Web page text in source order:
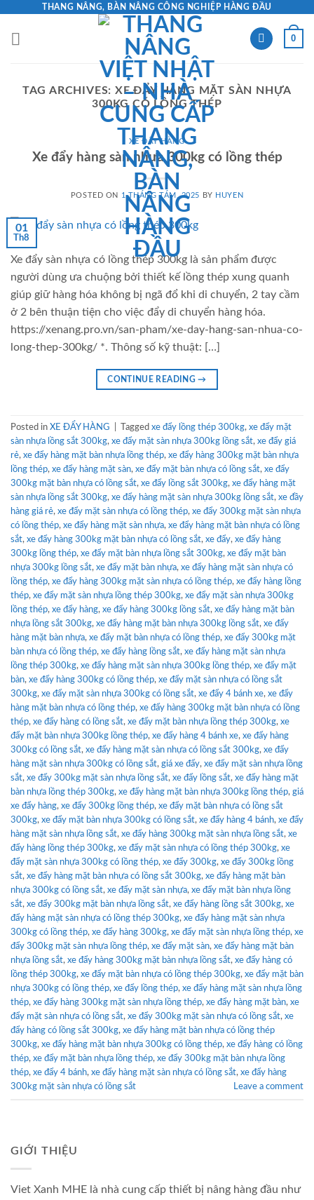
content
THANG NÂNG, BÀN NÂNG CÔNG NGHIỆP HÀNG ĐẦU
0
TAG ARCHIVES: XE ĐẨY HÀNG MẶT SÀN NHỰA
300KG CÓ LỒNG THÉP
XE ĐẨY HÀNG
Xe đẩy hàng sàn nhựa 300kg có lồng thép
POSTED ON 1 THÁNG TÁM, 2025 BY HUYEN
01
Th8
Xe đẩy sàn nhựa có lồng thép 300kg là sản phẩm được
người dùng ưa chuộng bởi thiết kế lồng thép xung quanh
giúp giữ hàng hóa không bị ngã đổ khi di chuyển, 2 tay cầm
ở 2 bên thuận tiện cho việc đẩy di chuyển hàng hóa.
https://xenang.pro.vn/san-pham/xe-day-hang-san-nhua-co-
long-thep-300kg/ *. Thông số kỹ thuật: […]
CONTINUE READING→
Posted in XE ĐẨY HÀNG Tagged xe đẩy lồng thép 300kg, xe đẩy mặt
sàn nhựa lồng sắt 300kg, xe đẩy mặt sàn nhựa 300kg lồng sắt, xe đẩy giá
rẻ, xe đẩy hàng mặt bàn nhựa lồng thép, xe đẩy hàng 300kg mặt bàn nhựa
lồng thép, xe đẩy hàng mặt sàn, xe đẩy mặt bàn nhựa có lồng sắt, xe đẩy
300kg mặt bàn nhựa có lồng sắt, xe đẩy lồng sắt 300kg, xe đẩy hàng mặt
sàn nhựa lồng sắt 300kg, xe đẩy hàng mặt sàn nhựa 300kg lồng sắt, xe đầy
hàng giá rẻ, xe đẩy mặt sàn nhựa có lồng thép, xe đẩy 300kg mặt sàn nhựa
có lồng thép, xe đẩy hàng mặt sàn nhựa, xe đẩy hàng mặt bàn nhựa có lồng
sắt, xe đẩy hàng 300kg mặt bàn nhựa có lồng sắt, xe đẩy, xe đẩy hàng
300kg lồng thép, xe đẩy mặt bàn nhựa lồng sắt 300kg, xe đẩy mặt bàn
nhựa 300kg lồng sắt, xe đẩy mặt bàn nhựa, xe đẩy hàng mặt sàn nhựa có
lồng thép, xe đẩy hàng 300kg mặt sàn nhựa có lồng thép, xe đẩy hàng lồng
thép, xe đẩy mặt sàn nhựa lồng thép 300kg, xe đẩy mặt sàn nhựa 300kg
lồng thép, xe đẩy hàng, xe đẩy hàng 300kg lồng sắt, xe đẩy hàng mặt bàn
nhựa lồng sắt 300kg, xe đẩy hàng mặt bàn nhựa 300kg lồng sắt, xe đẩy
hàng mặt bàn nhựa, xe đẩy mặt bàn nhựa có lồng thép, xe đẩy 300kg mặt
bàn nhựa có lồng thép, xe đẩy hàng lồng sắt, xe đẩy hàng mặt sàn nhựa
lồng thép 300kg, xe đẩy hàng mặt sàn nhựa 300kg lồng thép, xe đẩy mặt
bàn, xe đẩy hàng 300kg có lồng thép, xe đẩy mặt sàn nhựa có lồng sắt
300kg, xe đẩy mặt sàn nhựa 300kg có lồng sắt, xe đẩy 4 bánh xe, xe đẩy
hàng mặt bàn nhựa có lồng thép, xe đẩy hàng 300kg mặt bàn nhựa có lồng
thép, xe đẩy hàng có lồng sắt, xe đẩy mặt bàn nhựa lồng thép 300kg, xe
đẩy mặt bàn nhựa 300kg lồng thép, xe đẩy hàng 4 bánh xe, xe đẩy hàng
300kg có lồng sắt, xe đẩy hàng mặt sàn nhựa có lồng sắt 300kg, xe đẩy
hàng mặt sàn nhựa 300kg có lồng sắt, giá xe đẩy, xe đẩy mặt sàn nhựa lồng
sắt, xe đẩy 300kg mặt sàn nhựa lồng sắt, xe đẩy lồng sắt, xe đẩy hàng mặt
bàn nhựa lồng thép 300kg, xe đẩy hàng mặt bàn nhựa 300kg lồng thép, giá
xe đẩy hàng, xe đẩy 300kg lồng thép, xe đẩy mặt bàn nhựa có lồng sắt
300kg, xe đẩy mặt bàn nhựa 300kg có lồng sắt, xe đẩy hàng 4 bánh, xe đẩy
hàng mặt sàn nhựa lồng sắt, xe đẩy hàng 300kg mặt sàn nhựa lồng sắt, xe
đẩy hàng lồng thép 300kg, xe đẩy mặt sàn nhựa có lồng thép 300kg, xe
đẩy mặt sàn nhựa 300kg có lồng thép, xe đẩy 300kg, xe đẩy 300kg lồng
sắt, xe đẩy hàng mặt bàn nhựa có lồng sắt 300kg, xe đẩy hàng mặt bàn
nhựa 300kg có lồng sắt, xe đẩy mặt sàn nhựa, xe đẩy mặt bàn nhựa lồng
sắt, xe đẩy 300kg mặt bàn nhựa lồng sắt, xe đẩy hàng lồng sắt 300kg, xe
đẩy hàng mặt sàn nhựa có lồng thép 300kg, xe đẩy hàng mặt sàn nhựa
300kg có lồng thép, xe đẩy hàng 300kg, xe đẩy mặt sàn nhựa lồng thép, xe
đẩy 300kg mặt sàn nhựa lồng thép, xe đẩy mặt sàn, xe đẩy hàng mặt bàn
nhựa lồng sắt, xe đẩy hàng 300kg mặt bàn nhựa lồng sắt, xe đẩy hàng có
lồng thép 300kg, xe đẩy mặt bàn nhựa có lồng thép 300kg, xe đẩy mặt bàn
nhựa 300kg có lồng thép, xe đẩy lồng thép, xe đẩy hàng mặt sàn nhựa lồng
thép, xe đẩy hàng 300kg mặt sàn nhựa lồng thép, xe đẩy hàng mặt bàn, xe
đẩy mặt sàn nhựa có lồng sắt, xe đẩy 300kg mặt sàn nhựa có lồng sắt, xe
đẩy hàng có lồng sắt 300kg, xe đẩy hàng mặt bàn nhựa có lồng thép
300kg, xe đẩy hàng mặt bàn nhựa 300kg có lồng thép, xe đẩy hàng có lồng
thép, xe đẩy mặt bàn nhựa lồng thép, xe đẩy 300kg mặt bàn nhựa lồng
thép, xe đẩy 4 bánh, xe đẩy hàng mặt sàn nhựa có lồng sắt, xe đẩy hàng
300kg mặt sàn nhựa có lồng sắt
Leave a comment
GIỚI THIỆU
Viet Xanh MHE là nhà cung cấp thiết bị nâng hàng đầu như